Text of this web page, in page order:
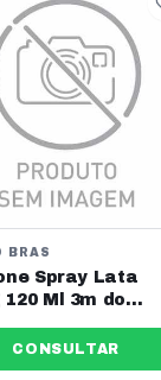
BRAS
Spray Lata
120 Ml 3m do
CONSULTAR